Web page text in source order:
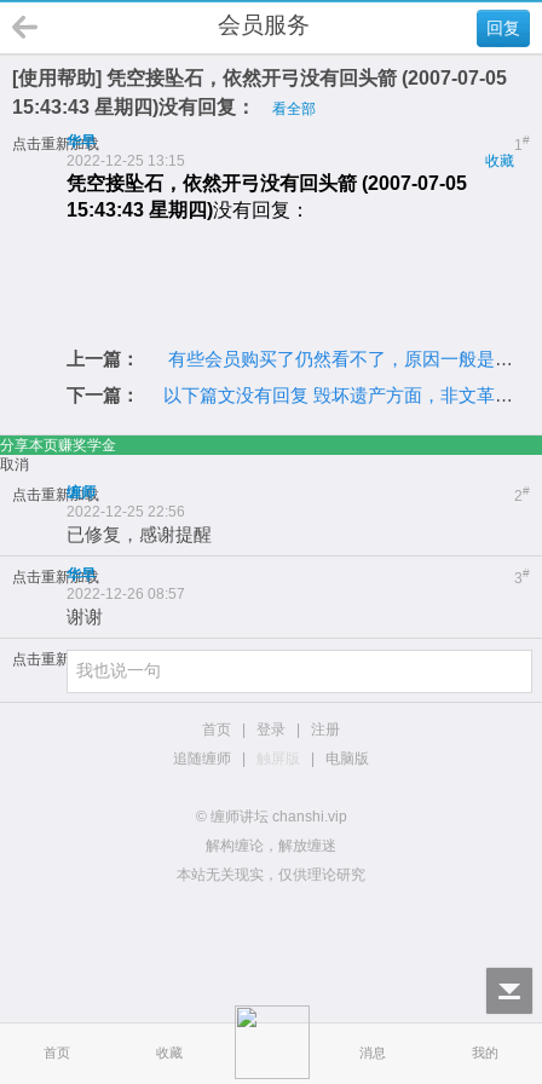
首页 收藏 消息 我的
回复
会员服务
[使用帮助] 凭空接坠石，依然开弓没有回头箭 (2007-07-05
15:43:43 星期四)没有回复：
看全部
点击重新加载 1#
华早
收藏
2022-12-25 13:15
凭空接坠石，依然开弓没有回头箭 (2007-07-05
15:43:43 星期四)没有回复：
上一篇：
有些会员购买了仍然看不了，原因一般是没切换用户组
下一篇：
以下篇文没有回复 毁坏遗产方面，非文革与文革只是五十笑一百！(2006-02-26 15:38:32 星期日) 强烈质疑周小川先生掌管人民银行的能力！(2006-03-09 16:02:53 星期四) 改...
分享本页赚奖学金
取消
点击重新加载
2#
缠师
2022-12-25 22:56
已修复，感谢提醒
点击重新加载 3#
华早
2022-12-26 08:57
谢谢
点击重新加载
首页 登录
注册
追随缠师
触屏版 电脑版
© 缠师讲坛 chanshi.vip
解构缠论，解放缠迷
本站无关现实，仅供理论研究